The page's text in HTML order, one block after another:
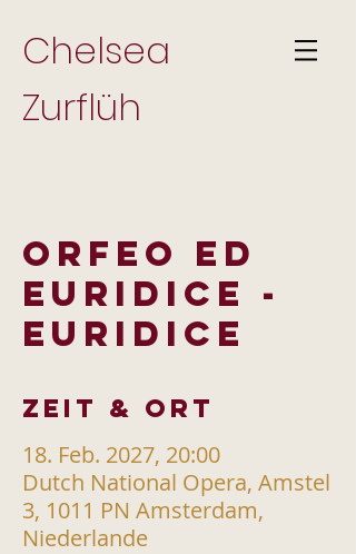
Chelsea
Zurflüh
ORFEO ED
EURIDICE -
EURIDICE
Zeit & Ort
18. Feb. 2027, 20:00
Dutch National Opera, Amstel
3, 1011 PN Amsterdam,
Niederlande